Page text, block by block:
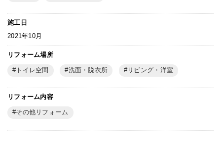
施工日
2021年10月
リフォーム場所
トイレ空間 洗面・脱衣所 リビング・洋室
リフォーム内容
その他リフォーム